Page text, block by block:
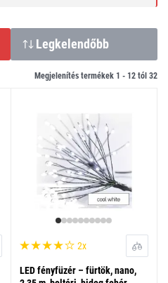
Legkelendőbb
Megjelenítés termékek 1 - 12 tól 32
2x
LED fényfüzér – fürtök, nano,